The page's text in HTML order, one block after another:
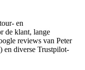
en
de klant, lange
reviews van Peter
en diverse Trustpilot-